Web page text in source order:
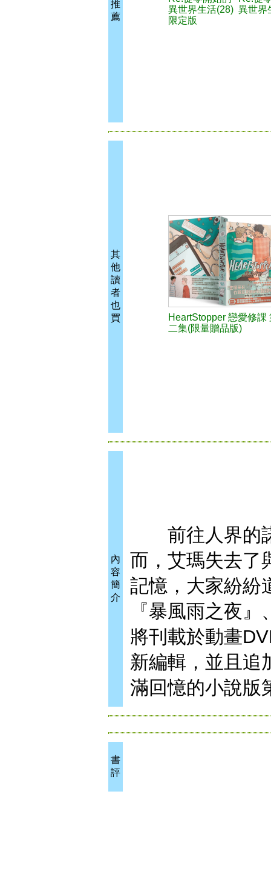
推
薦
異世界生活(28)
限定版
異世界
其
他
讀
者
也
買
HeartStopper 戀愛修課
二集(限量贈品版)
內
容
簡
介
前往人界的諾
而，艾瑪失去了
記憶，大家紛紛
『暴風雨之夜
將刊載於動畫
新編輯，並且追
滿回憶的小說版
書
評